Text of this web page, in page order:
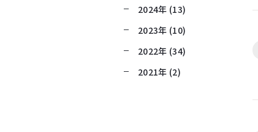
2024年 (13)
2023年 (10)
2022年 (34)
2021年 (2)